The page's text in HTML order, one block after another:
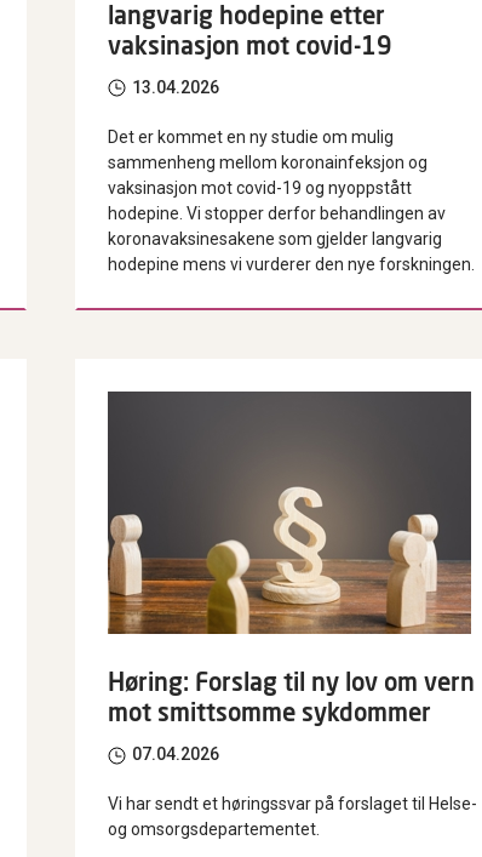
langvarig hodepine etter
vaksinasjon mot covid-19
13.04.2026
Det er kommet en ny studie om mulig
sammenheng mellom koronainfeksjon og
vaksinasjon mot covid-19 og nyoppstått
hodepine. Vi stopper derfor behandlingen av
koronavaksinesakene som gjelder langvarig
hodepine mens vi vurderer den nye forskningen.
Høring: Forslag til ny lov om vern
mot smittsomme sykdommer
07.04.2026
Vi har sendt et høringssvar på forslaget til Helse-
og omsorgsdepartementet.